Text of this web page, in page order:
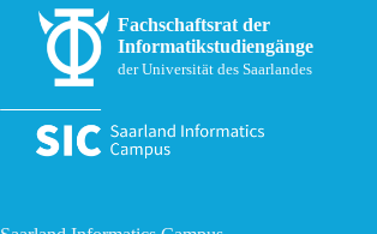
Fachschaftsrat der
Informatikstudiengänge
der Universität des Saarlandes